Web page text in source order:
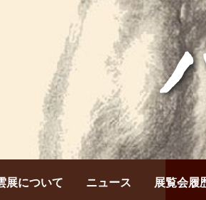
展について ニュース 展覧会履